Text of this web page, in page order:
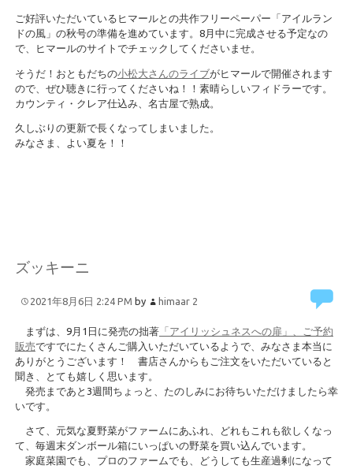
ご好評いただいているヒマールとの共作フリーペーパー「アイルラン
ドの風」の秋号の準備を進めています。8月中に完成させる予定なの
で、ヒマールのサイトでチェックしてくださいませ。
そうだ！おともだちの小松大さんのライブがヒマールで開催されます
ので、ぜひ聴きに行ってくださいね！！素晴らしいフィドラーです。
カウンティ・クレア仕込み、名古屋で熟成。
久しぶりの更新で長くなってしまいました。
みなさま、よい夏を！！
ズッキーニ
2021年8月6日 2:24 PM by himaar 2
まずは、9月1日に発売の拙著「アイリッシュネスへの扉」、ご予約
販売ですでにたくさんご購入いただいているようで、みなさま本当に
ありがとうございます！ 書店さんからもご注文をいただいていると
聞き、とても嬉しく思います。
発売まであと3週間ちょっと、たのしみにお待ちいただけましたら幸
いです。
さて、元気な夏野菜がファームにあふれ、どれもこれも欲しくなっ
て、毎週末ダンボール箱にいっぱいの野菜を買い込んでいます。
家庭菜園でも、プロのファームでも、どうしても生産過剰になって